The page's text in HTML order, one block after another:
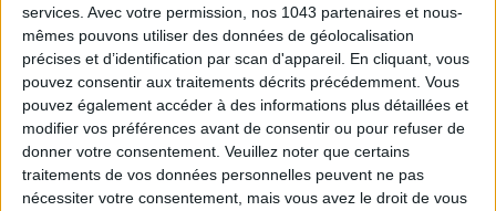
services. Avec votre permission, nos 1043 partenaires et nous-
mêmes pouvons utiliser des données de géolocalisation
précises et d’identification par scan d'appareil. En cliquant, vous
pouvez consentir aux traitements décrits précédemment. Vous
pouvez également accéder à des informations plus détaillées et
modifier vos préférences avant de consentir ou pour refuser de
donner votre consentement. Veuillez noter que certains
traitements de vos données personnelles peuvent ne pas
nécessiter votre consentement, mais vous avez le droit de vous